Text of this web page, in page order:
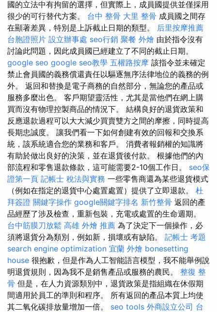
國的立法中有拘留的選擇，但實際上，成員國提供並僅採用
很少的可行替代方案。 台中 整骨 大里 整骨 成員國之間存
在顯著差異，特別是上訴截止日期的類型。 后里按摩推薦
台胞證照片 設立辦事處 seo行銷 聚餐 外燴 由於指令沒有
討論此問題，因此成員國已經建立了不同的截止日期。
google seo google seo教學 五權路按摩 該指令並未確定
禁止會員國的義務償還責任以驅逐無序法律地位的義務的例
外。 返回和替換是電子商務的自然部分，無論您的產品或
服務多麼出色。 客戶期望靈活性，尤其是當他們在網上購
買而沒有物理控製商品的情況下。 結構良好的退貨政策和
反應退款過程可以大大減少買賣雙方之間的摩擦，同時提高
長期忠誠度。 讓我們看一下如何創建有效的回報和交換系
統，該系統適合您的業務和客戶。 消費者報銷權的知識將
有助於做出良好的決策，並在退貨後付款。 根據他們的內
部流程和零售退款條款，這可能需要2-10個工作日。 seo保
證第一頁 記帳士 稅法與實務 一些零售商還為某些退貨模式
（例如在指定的退貨中心處置處置）提供了立即退款。 杜
拜簽證 關鍵字操作 google關鍵字排名 新竹整骨 返回的產
品經歷了涉及檢查，重新包裝，充電或處置的生命週期。
台中筋膜刀放鬆 高雄 外燴 推薦 為了決定下一個操作，必
須將退貨分為類別，例如新，損壞或有缺陷。 記帳士 考題
search engine optimization 宜蘭 外燴 bonesetting
house 很抱歉，但是作為人工智能語言模型，我不能舉例說
明退貨規則，因為我不是銷售產品或服務的農民。 整復 整
骨 但是，在人力資源類別中，退貨政策是指組織在休假期
間適用於員工的準則和程序。 所有返回的產品本質上均使
其二氧化碳排放量增加一倍。 seo tools 外商設立公司 台